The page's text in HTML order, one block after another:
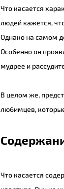
Что касается
людей кажется,
Однако на самом
Особенно он
мудрее и
В целом же,
любимцев,
Что касается